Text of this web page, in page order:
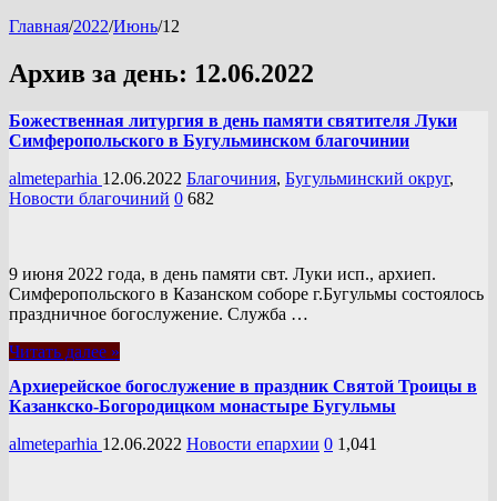
Главная/2022/Июнь/12
Архив за день: 12.06.2022
Божественная литургия в день памяти святителя Луки
Симферопольского в Бугульминском благочинии
almeteparhia 12.06.2022 Благочиния, Бугульминский округ,
Новости благочиний 0 682
9 июня 2022 года, в день памяти свт. Луки исп., архиеп.
Симферопольского в Казанском соборе г.Бугульмы состоялось
праздничное богослужение. Служба …
Читать далее »
Архиерейское богослужение в праздник Святой Троицы в
Казанкско-Богородицком монастыре Бугульмы
almeteparhia 12.06.2022 Новости епархии 0 1,041